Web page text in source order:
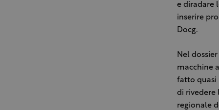
e diradare
inserire
Docg.
Nel
macchine
fatto quasi
di rivedere
regionale